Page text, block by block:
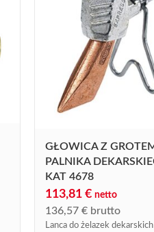
GŁOWICA Z
PALNIKA
KAT 4678
113,81 € netto
136,57 € brutto
Lanca do żelazek